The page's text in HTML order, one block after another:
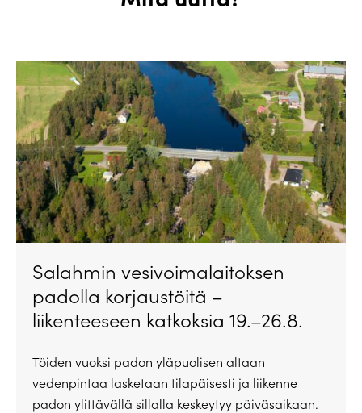
Salahmin vesivoimalaitoksen
padolla korjaustöitä –
liikenteeseen katkoksia 19.–26.8.
Töiden vuoksi padon yläpuolisen altaan
vedenpintaa lasketaan tilapäisesti ja liikenne
padon ylittävällä sillalla keskeytyy päiväsaikaan.